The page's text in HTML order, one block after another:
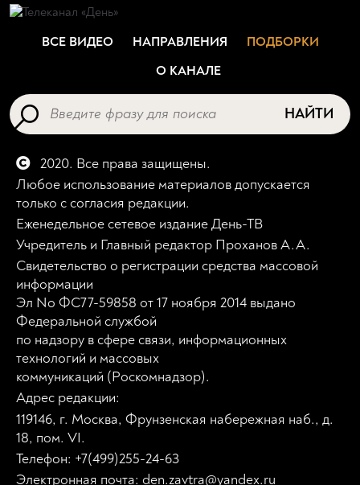
ВСЕ ВИДЕО НАПРАВЛЕНИЯ
ПОДБОРКИ
О КАНАЛЕ
НАЙТИ
2020. Все права защищены.
Любое использование материалов допускается
только с согласия редакции.
Еженедельное сетевое издание День-ТВ
Учредитель и Главный редактор Проханов А.А.
Свидетельство о регистрации средства массовой
информации
Эл No ФС77-59858 от 17 ноября 2014 выдано
Федеральной службой
по надзору в сфере связи, информационных
технологий и массовых
коммуникаций (Роскомнадзор).
Адрес редакции:
119146, г. Москва, Фрунзенская набережная наб., д.
18, пом. VI.
Телефон: +7(499)255-24-63
Электронная почта: den.zavtra@yandex.ru